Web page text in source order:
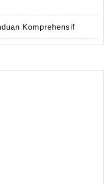
Komprehensif